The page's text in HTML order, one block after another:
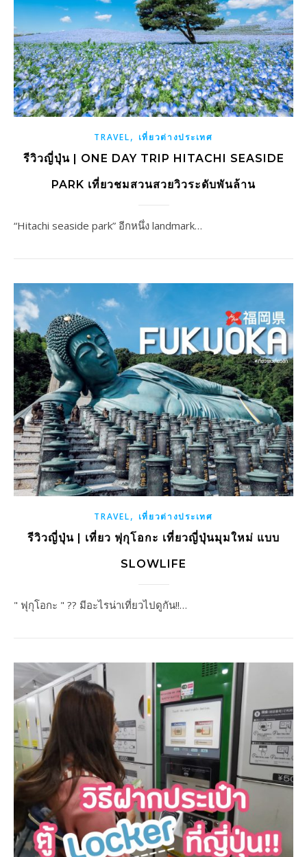
TRAVEL, เที่ยวต่างประเทศ
รีวิวญี่ปุ่น | ONE DAY TRIP HITACHI SEASIDE
PARK เที่ยวชมสวนสวยวิวระดับพันล้าน
“Hitachi seaside park” อีกหนึ่ง landmark…
TRAVEL, เที่ยวต่างประเทศ
รีวิวญี่ปุ่น | เที่ยว ฟุกุโอกะ เที่ยวญี่ปุ่นมุมใหม่ แบบ
SLOWLIFE
" ฟุกุโอกะ " ?? มีอะไรน่าเที่ยวไปดูกัน!!…